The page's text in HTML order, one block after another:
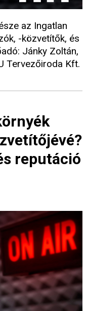
az Ingatlan
-közvetítők, és
Jánky Zoltán,
Tervezőiroda Kft.
reputáció